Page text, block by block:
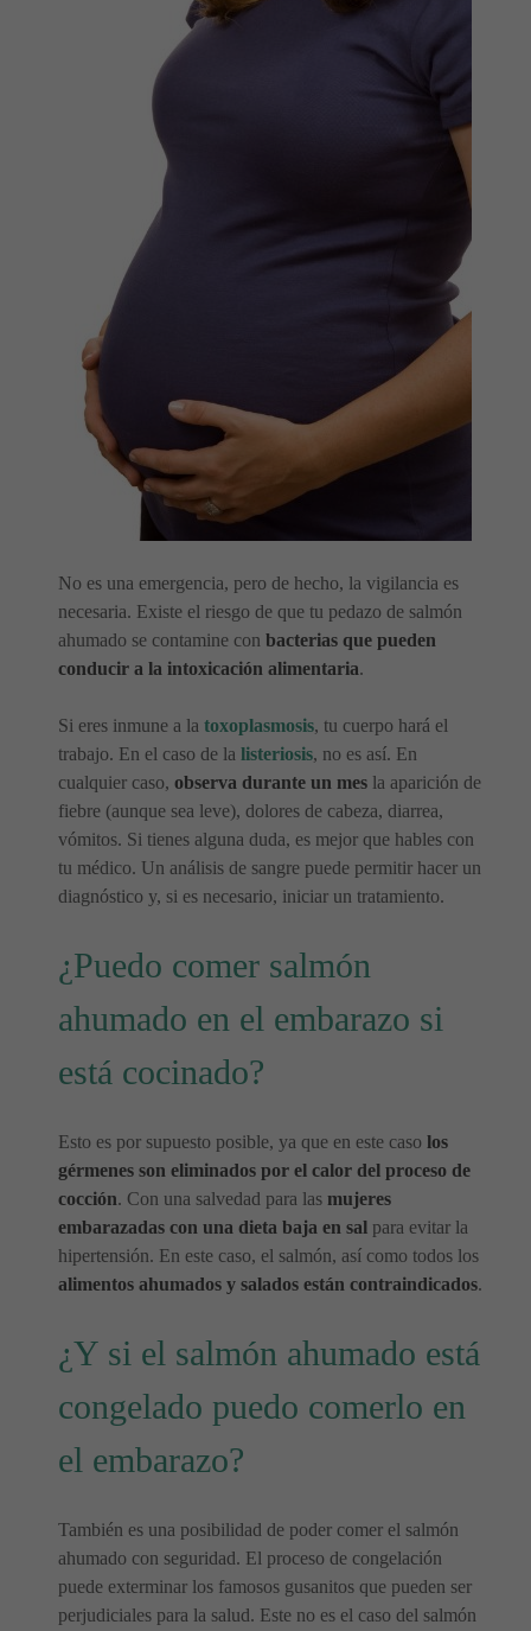
No es una emergencia, pero de hecho, la vigilancia es
necesaria. Existe el riesgo de que tu pedazo de salmón
ahumado se contamine con bacterias que pueden
conducir a la intoxicación alimentaria.
Si eres inmune a la toxoplasmosis, tu cuerpo hará el
trabajo. En el caso de la listeriosis, no es así. En
cualquier caso, observa durante un mes la aparición de
fiebre (aunque sea leve), dolores de cabeza, diarrea,
vómitos. Si tienes alguna duda, es mejor que hables con
tu médico. Un análisis de sangre puede permitir hacer un
diagnóstico y, si es necesario, iniciar un tratamiento.
¿Puedo comer salmón
ahumado en el embarazo si
está cocinado?
Esto es por supuesto posible, ya que en este caso los
gérmenes son eliminados por el calor del proceso de
cocción. Con una salvedad para las mujeres
embarazadas con una dieta baja en sal para evitar la
hipertensión. En este caso, el salmón, así como todos los
alimentos ahumados y salados están contraindicados.
¿Y si el salmón ahumado está
congelado puedo comerlo en
el embarazo?
También es una posibilidad de poder comer el salmón
ahumado con seguridad. El proceso de congelación
puede exterminar los famosos gusanitos que pueden ser
perjudiciales para la salud. Este no es el caso del salmón